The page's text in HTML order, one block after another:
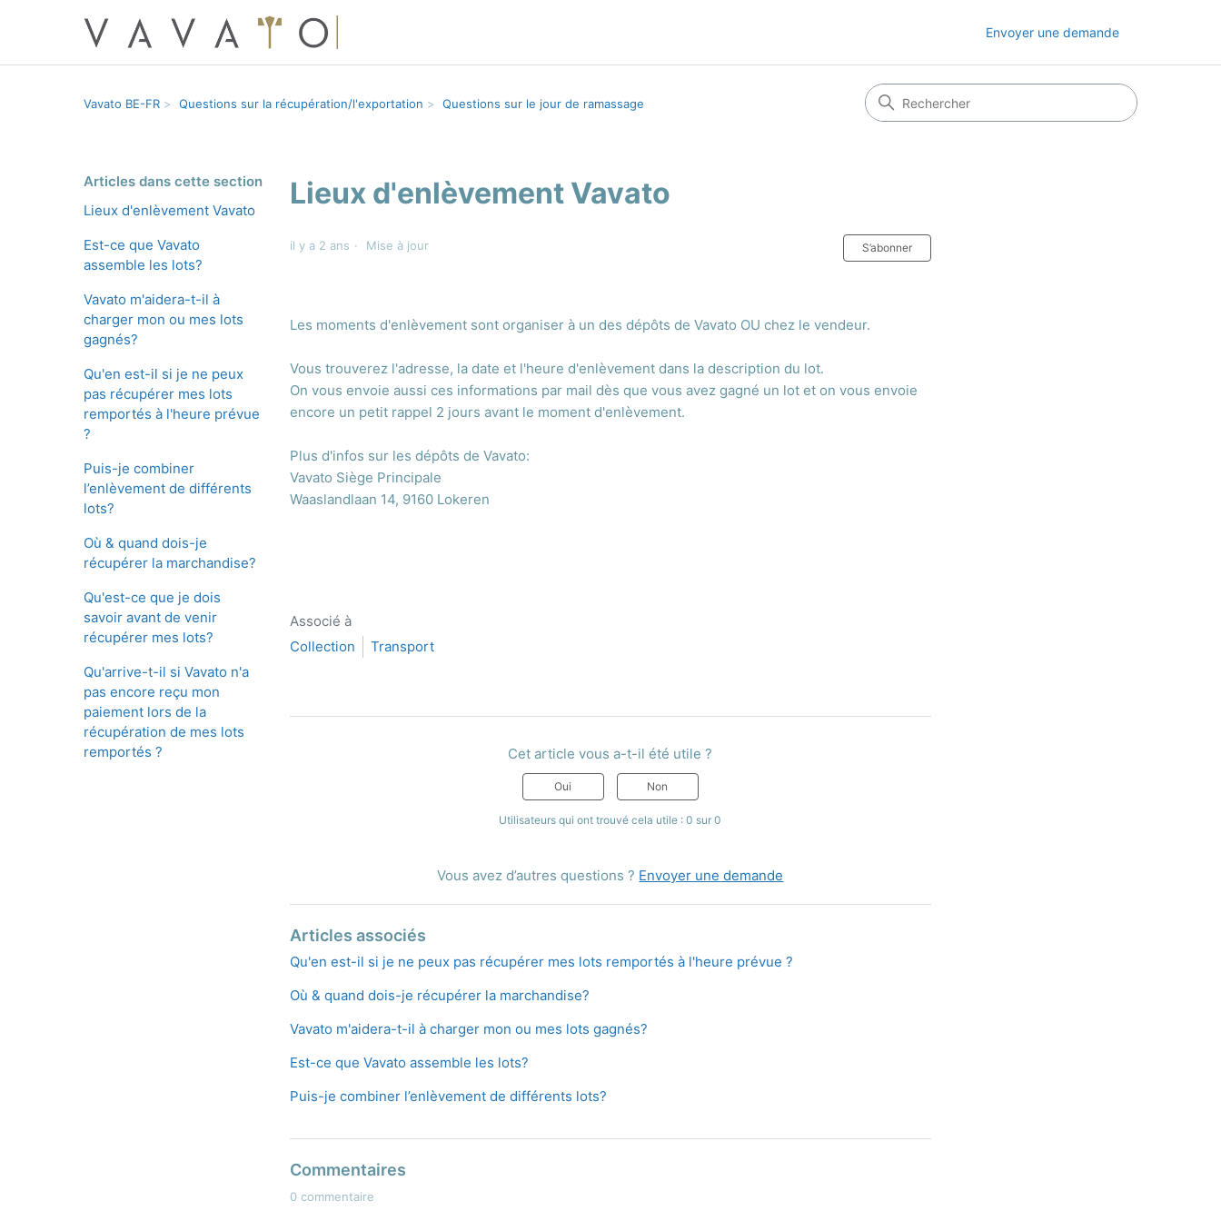
Envoyer une demande
Vavato BE-FR Questions sur la récupération/l'exportation Questions sur le jour de ramassage
Articles dans cette section
Lieux d'enlèvement Vavato
Est-ce que Vavato
assemble les lots?
Vavato m'aidera-t-il à
charger mon ou mes lots
gagnés?
Qu'en est-il si je ne peux
pas récupérer mes lots
remportés à l'heure prévue
?
Puis-je combiner
l’enlèvement de différents
lots?
Où & quand dois-je
récupérer la marchandise?
Qu'est-ce que je dois
savoir avant de venir
récupérer mes lots?
Qu'arrive-t-il si Vavato n'a
pas encore reçu mon
paiement lors de la
récupération de mes lots
remportés ?
Lieux d'enlèvement Vavato
il y a 2 ans Mise à jour S’abonner
Les moments d'enlèvement sont organiser à un des dépôts de Vavato OU chez le vendeur.
Vous trouverez l'adresse, la date et l'heure d'enlèvement dans la description du lot.
On vous envoie aussi ces informations par mail dès que vous avez gagné un lot et on vous envoie
encore un petit rappel 2 jours avant le moment d'enlèvement.
Plus d'infos sur les dépôts de Vavato:
Vavato Siège Principale
Waaslandlaan 14, 9160 Lokeren
Associé à
Collection
Transport
Cet article vous a-t-il été utile ?
Oui Non
Utilisateurs qui ont trouvé cela utile : 0 sur 0
Vous avez d’autres questions ? Envoyer une demande
Articles associés
Qu'en est-il si je ne peux pas récupérer mes lots remportés à l'heure prévue ?
Où & quand dois-je récupérer la marchandise?
Vavato m'aidera-t-il à charger mon ou mes lots gagnés?
Est-ce que Vavato assemble les lots?
Puis-je combiner l’enlèvement de différents lots?
Commentaires
0 commentaire